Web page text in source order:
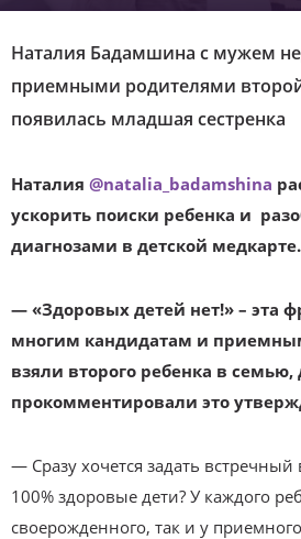
Наталия Бадамшина с мужем
приемными родителями
появилась младшая сестренка
Наталия @natalia_badamshina
ускорить поиски ребенка и
диагнозами в детской медкарте.
— «Здоровых детей нет!» – эта
многим кандидатам и
взяли второго ребенка в
прокомментировали это
— Сразу хочется задать встречный
100% здоровые дети? У каждого
своерожденного, так и у